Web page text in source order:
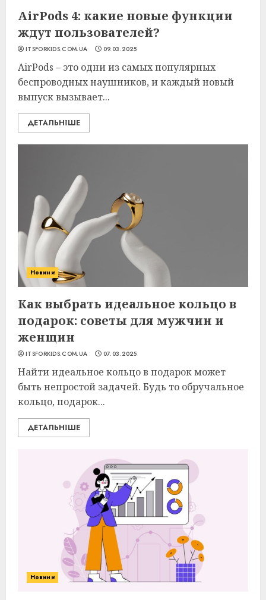
AirPods 4: какие новые функции
ждут пользователей?
ITSFORKIDS.COM.UA 09.03.2025
AirPods – это одни из самых популярных
беспроводных наушников, и каждый новый
выпуск вызывает...
ДЕТАЛЬНІШЕ
Новини
Как выбрать идеальное кольцо в
подарок: советы для мужчин и
женщин
ITSFORKIDS.COM.UA 07.03.2025
Найти идеальное кольцо в подарок может
быть непростой задачей. Будь то обручальное
кольцо, подарок...
ДЕТАЛЬНІШЕ
Новини